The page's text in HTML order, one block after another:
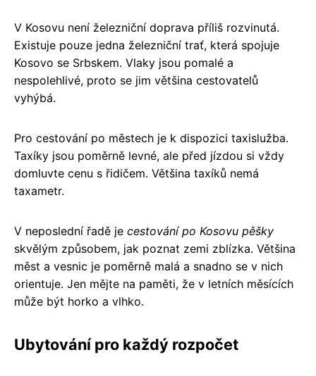
V Kosovu není železniční doprava příliš rozvinutá.
Existuje pouze jedna železniční trať, která spojuje
Kosovo se Srbskem. Vlaky jsou pomalé a
nespolehlivé, proto se jim většina cestovatelů
vyhýbá.
Pro cestování po městech je k dispozici taxislužba.
Taxíky jsou poměrně levné, ale před jízdou si vždy
domluvte cenu s řidičem. Většina taxíků nemá
taxametr.
V neposlední řadě je cestování po Kosovu pěšky
skvělým způsobem, jak poznat zemi zblízka. Většina
měst a vesnic je poměrně malá a snadno se v nich
orientuje. Jen mějte na paměti, že v letních měsících
může být horko a vlhko.
Ubytování pro každý rozpočet